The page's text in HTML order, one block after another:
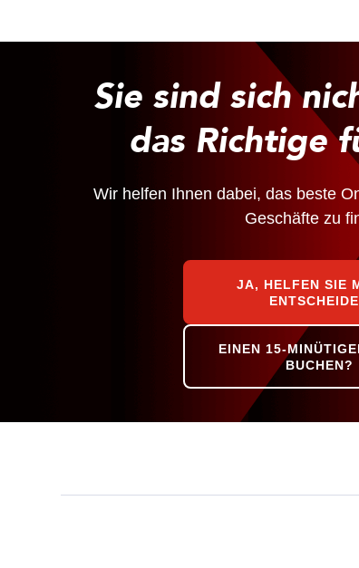
Sie sind sich
das Richtige
Wir helfen Ihnen dabei, das beste
Geschäfte zu
JA, HELFEN SIE
EINEN 15-
BUCHEN?